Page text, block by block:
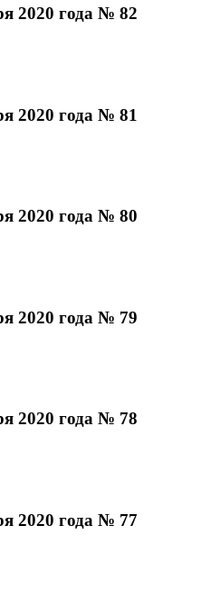
2020 года № 82
2020 года № 81
2020 года № 80
2020 года № 79
2020 года № 78
2020 года № 77